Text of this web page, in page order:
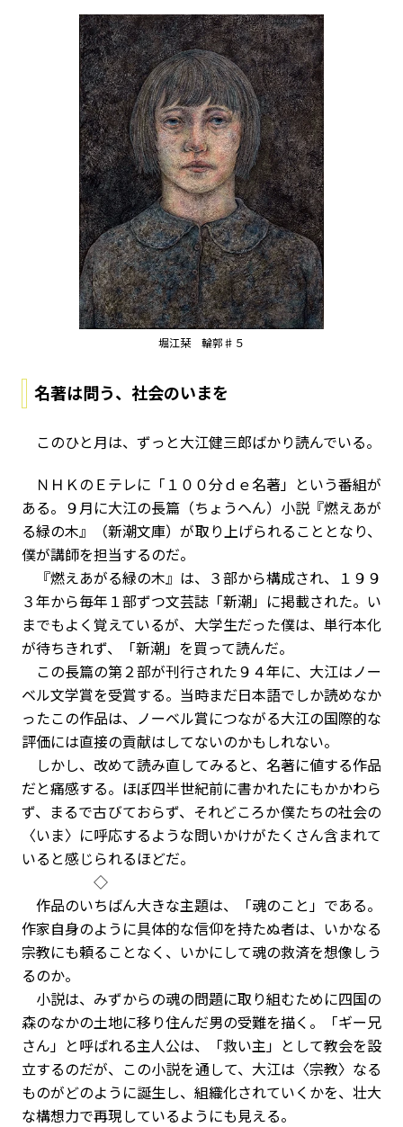
堀江栞 輪郭♯５
名著は問う、社会のいまを
このひと月は、ずっと大江健三郎ばかり読んでいる。
ＮＨＫのＥテレに「１００分ｄｅ名著」という番組が
ある。９月に大江の長篇（ちょうへん）小説『燃えあが
る緑の木』（新潮文庫）が取り上げられることとなり、
僕が講師を担当するのだ。
『燃えあがる緑の木』は、３部から構成され、１９９
３年から毎年１部ずつ文芸誌「新潮」に掲載された。い
までもよく覚えているが、大学生だった僕は、単行本化
が待ちきれず、「新潮」を買って読んだ。
この長篇の第２部が刊行された９４年に、大江はノー
ベル文学賞を受賞する。当時まだ日本語でしか読めなか
ったこの作品は、ノーベル賞につながる大江の国際的な
評価には直接の貢献はしてないのかもしれない。
しかし、改めて読み直してみると、名著に値する作品
だと痛感する。ほぼ四半世紀前に書かれたにもかかわら
ず、まるで古びておらず、それどころか僕たちの社会の
〈いま〉に呼応するような問いかけがたくさん含まれて
いると感じられるほどだ。
◇
作品のいちばん大きな主題は、「魂のこと」である。
作家自身のように具体的な信仰を持たぬ者は、いかなる
宗教にも頼ることなく、いかにして魂の救済を想像しう
るのか。
小説は、みずからの魂の問題に取り組むために四国の
森のなかの土地に移り住んだ男の受難を描く。「ギー兄
さん」と呼ばれる主人公は、「救い主」として教会を設
立するのだが、この小説を通して、大江は〈宗教〉なる
ものがどのように誕生し、組織化されていくかを、壮大
な構想力で再現しているようにも見える。